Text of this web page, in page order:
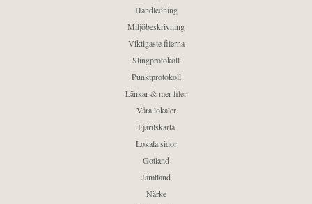
Handledning
Miljöbeskrivning
Viktigaste filerna
Slingprotokoll
Punktprotokoll
Länkar & mer filer
Våra lokaler
Fjärilskarta
Lokala sidor
Gotland
Jämtland
Närke